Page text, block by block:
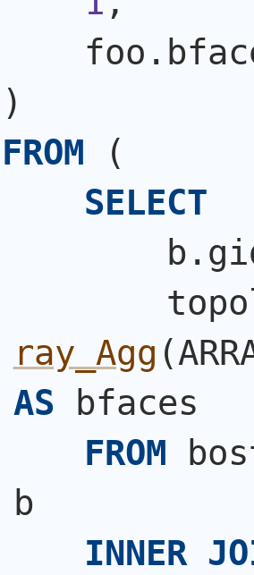
)
FROM
(
SELECT
ray_Agg (
AS bfaces
FROM
b
INNER